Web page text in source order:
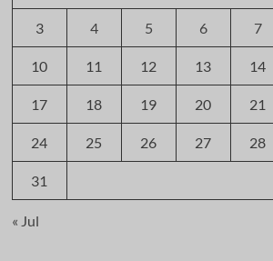
3 4 5 6 7
10 11 12 13 14
17 18 19 20 21
24 25 26 27 28
31
« Jul